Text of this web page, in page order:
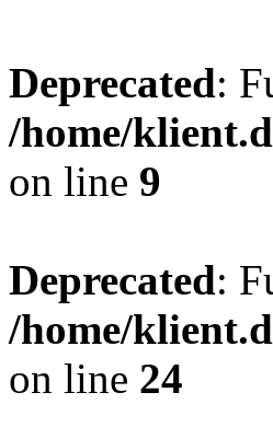
Deprecated:
/home/
on line 9
Deprecated:
/home/
on line 24